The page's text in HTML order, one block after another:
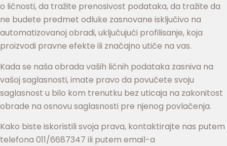
o ličnosti, da tražite prenosivost podataka, da tražite da
ne budete predmet odluke zasnovane isključivo na
automatizovanoj obradi, uključujući profilisanje, koja
proizvodi pravne efekte ili značajno utiče na vas.
Kada se naša obrada vaših ličnih podataka zasniva na
vašoj saglasnosti, imate pravo da povučete svoju
saglasnost u bilo kom trenutku bez uticaja na zakonitost
obrade na osnovu saglasnosti pre njenog povlačenja.
Kako biste iskoristili svoja prava, kontaktirajte nas putem
telefona 011/6687347 ili putem email-a